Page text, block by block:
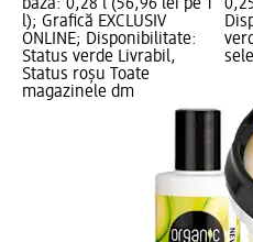
bază: 0,28 l (56,96 lei pe 1
l); Grafică EXCLUSIV
ONLINE; Disponibilitate:
Status verde Livrabil,
Status roșu Toate
magazinele dm